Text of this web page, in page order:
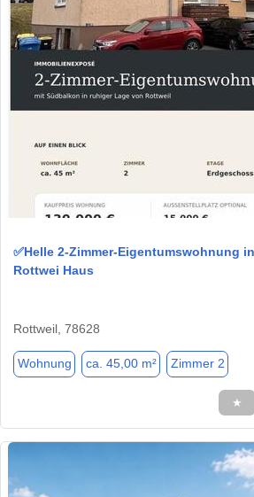
✅Helle 2-Zimmer-Eigentumswohnung
Rottwei Haus
Rottweil, 78628
Wohnung ca. 45,00 m² Zimmer 2
★